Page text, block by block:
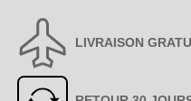
LIVRAISON